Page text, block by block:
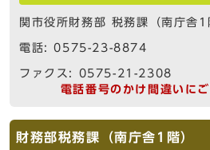
関市役所財務部 税務課（南庁舎1
電話: 0575-23-8874
ファクス: 0575-21-2308
電話番号のかけ間違いに
財務部税務課（南庁舎1階）